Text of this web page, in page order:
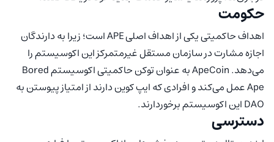
حکومت
اهداف حاکمیتی یکی از اهداف اصلی APE است؛ زیرا به دارندگان
اجازه مشارت در سازمان مستقل غیرمتمرکز این اکوسیستم را
می‌دهد. ApeCoin به عنوان توکن حاکمیتی اکوسیستم Bored
Ape عمل می‌کند و افرادی که ایپ کوین دارند از امتیاز پیوستن به
DAO این اکوسیستم برخوردارند.
دسترسی